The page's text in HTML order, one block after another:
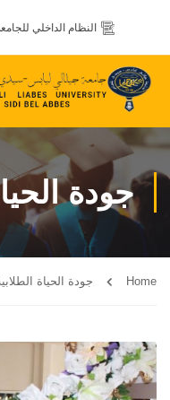
النظام الداخلي
جودة
Home جودة الحياة